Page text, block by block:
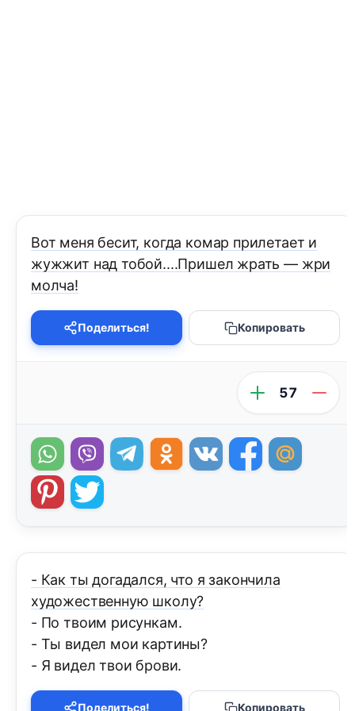
Вот меня бесит, когда комар прилетает и
жужжит над тобой....Пришел жрать — жри
молча!
Поделиться! Копировать
57
- Как ты догадался, что я закончила
художественную школу?
- По твоим рисункам.
- Ты видел мои картины?
- Я видел твои брови.
Поделиться! Копировать